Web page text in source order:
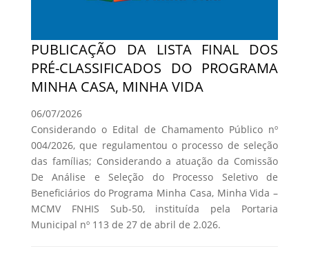
PUBLICAÇÃO DA LISTA FINAL DOS
PRÉ-CLASSIFICADOS DO PROGRAMA
MINHA CASA, MINHA VIDA
06/07/2026
Considerando o Edital de Chamamento Público nº
004/2026, que regulamentou o processo de seleção
das famílias; Considerando a atuação da Comissão
De Análise e Seleção do Processo Seletivo de
Beneficiários do Programa Minha Casa, Minha Vida –
MCMV FNHIS Sub-50, instituída pela Portaria
Municipal nº 113 de 27 de abril de 2.026.